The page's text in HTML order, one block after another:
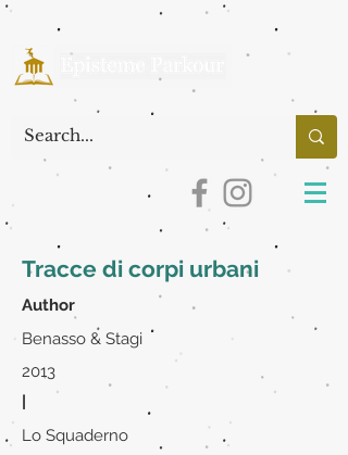
Tracce di corpi urbani
Author
Benasso & Stagi
2013
|
Lo Squaderno